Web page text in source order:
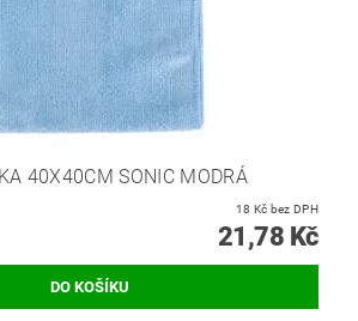
40X40CM SONIC MODRÁ
18 Kč bez DPH
21,78 Kč